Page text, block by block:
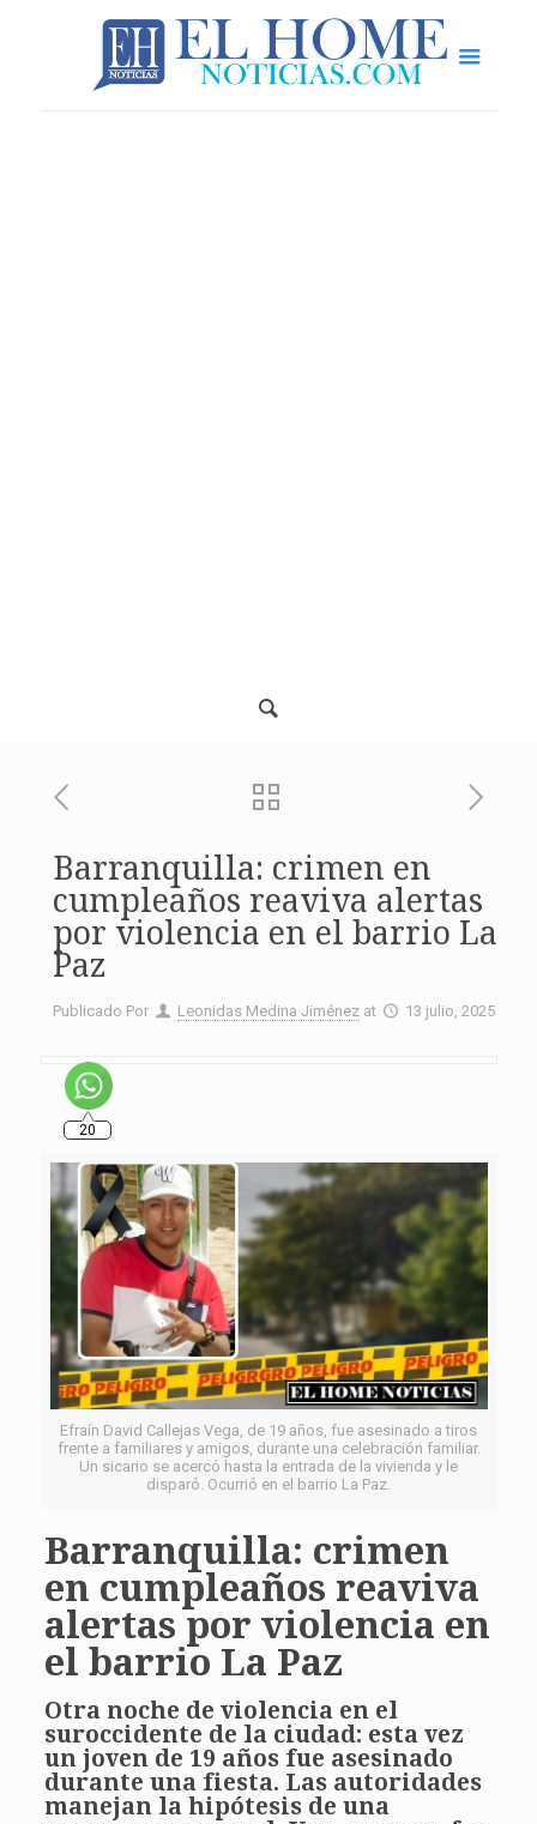
Barranquilla: crimen en
cumpleaños reaviva alertas
por violencia en el barrio La
Paz
Publicado Por Leonidas Medina Jiménez at 13 julio, 2025
20
Efraín David Callejas Vega, de 19 años, fue asesinado a tiros
frente a familiares y amigos, durante una celebración familiar.
Un sicario se acercó hasta la entrada de la vivienda y le
disparó. Ocurrió en el barrio La Paz.
Barranquilla: crimen
en cumpleaños reaviva
alertas por violencia en
el barrio La Paz
Otra noche de violencia en el
suroccidente de la ciudad: esta vez
un joven de 19 años fue asesinado
durante una fiesta. Las autoridades
manejan la hipótesis de una